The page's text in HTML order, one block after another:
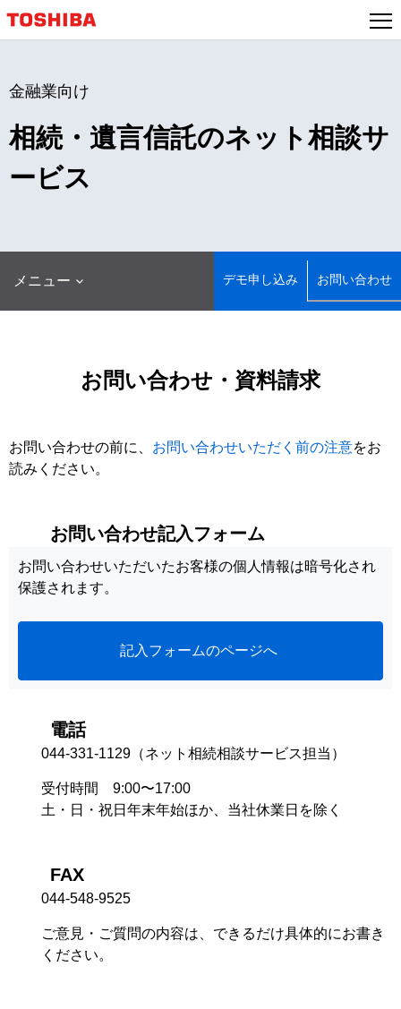
プ
金融業向け
相続・遺言信託のネット相談サ
ービス
メニュー デモ申し込み お問い合わせ
お問い合わせ・資料請求
お問い合わせの前に、 お問い合わせいただく前の注意をお
読みください。
お問い合わせ記入フォーム
お問い合わせいただいたお客様の個人情報は暗号化され
保護されます。
記入フォームのページへ
電話
044-331-1129（ネット相続相談サービス担当）
受付時間 9:00〜17:00
土・日・祝日年末年始ほか、当社休業日を除く
FAX
044-548-9525
ご意見・ご質問の内容は、できるだけ具体的にお書き
ください。